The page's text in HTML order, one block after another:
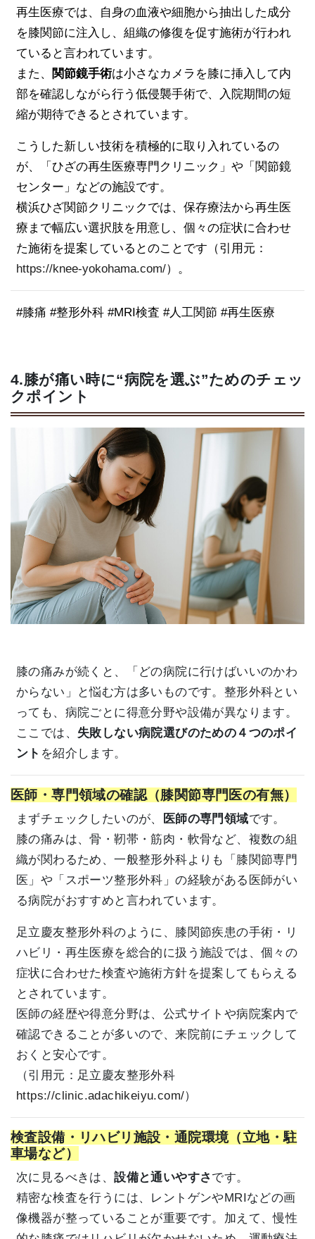
再生医療では、自身の血液や細胞から抽出した成分
を膝関節に注入し、組織の修復を促す施術が行われ
ていると言われています。
また、
関節鏡手術は小さなカメラを膝に挿入して内
部を確認しながら行う低侵襲手術で、入院期間の短
縮が期待できるとされています。
こうした新しい技術を積極的に取り入れているの
が、「ひざの再生医療専門クリニック」や「関節鏡
センター」などの施設です。
横浜ひざ関節クリニックでは、保存療法から再生医
療まで幅広い選択肢を用意し、個々の症状に合わせ
た施術を提案しているとのことです（引用元：
https://knee-yokohama.com/）。
#膝痛 #整形外科 #MRI検査 #人工関節 #再生医療
4.膝が痛い時に“病院を選ぶ”ためのチェッ
クポイント
膝の痛みが続くと、「どの病院に行けばいいのかわ
からない」と悩む方は多いものです。整形外科とい
っても、病院ごとに得意分野や設備が異なります。
ここでは、 失敗しない病院選びのための４つのポイ
ント を紹介します。
医師・専門領域の確認（膝関節専門医の有無）
まずチェックしたいのが、 医師の専門領域です。
膝の痛みは、骨・靭帯・筋肉・軟骨など、複数の組
織が関わるため、一般整形外科よりも「膝関節専門
医」や「スポーツ整形外科」の経験がある医師がい
る病院がおすすめと言われています。
足立慶友整形外科のように、膝関節疾患の手術・リ
ハビリ・再生医療を総合的に扱う施設では、個々の
症状に合わせた検査や施術方針を提案してもらえる
とされています。
医師の経歴や得意分野は、公式サイトや病院案内で
確認できることが多いので、来院前にチェックして
おくと安心です。
（引用元：足立慶友整形外科
https://clinic.adachikeiyu.com/）
検査設備・リハビリ施設・通院環境（立地・駐
車場など）
次に見るべきは、設備と通いやすさ です。
精密な検査を行うには、レントゲンやMRIなどの画
像機器が整っていることが重要です。加えて、慢性